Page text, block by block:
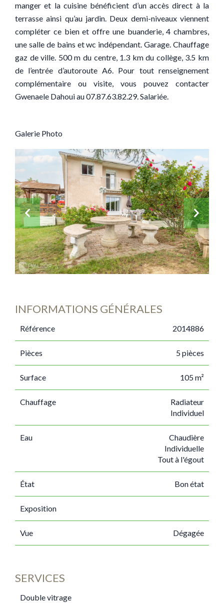
manger et la cuisine bénéficient d’un accès direct à la
terrasse ainsi qu’au jardin. Deux demi-niveaux viennent
compléter ce bien et offre une buanderie, 4 chambres,
une salle de bains et wc indépendant. Garage. Chauffage
gaz de ville. 500 m du centre, 1.3 km du collège, 3.5 km
de l’entrée d’autoroute A6. Pour tout renseignement
complémentaire ou visite, vous pouvez contacter
Gwenaele Dahoui au 07.87.63.82.29. Salariée.
Galerie Photo
INFORMATIONS GÉNÉRALES
Référence 2014886
Pièces 5 pièces
Surface 105 m²
Chauffage
Radiateur
Individuel
Eau
Chaudière
Individuelle
Tout à l'égout
État Bon état
Exposition
Vue Dégagée
SERVICES
Double vitrage